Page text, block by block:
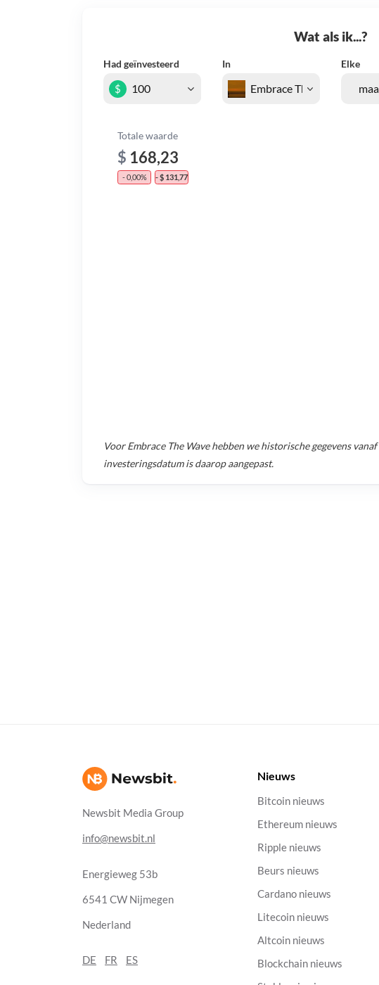
Wat als ik...?
Had geïnvesteerd In Elke
$
Totale waarde
$ 168,23
- 0,00% - $ 131,77
VoorEmbrace The Wavehebben we historische gegevens vanaf
investeringsdatum is daarop aangepast.
Newsbit Media Group
info@newsbit.nl
Energieweg 53b
6541 CW Nijmegen
Nederland
DE FR ES
Nieuws
Bitcoin nieuws
Ethereum nieuws
Ripple nieuws
Beurs nieuws
Cardano nieuws
Litecoin nieuws
Altcoin nieuws
Blockchain nieuws